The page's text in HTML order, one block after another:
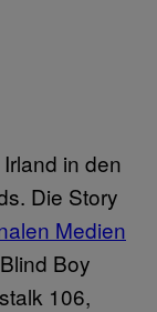
in den
Die Story
Medien
Boy
106,